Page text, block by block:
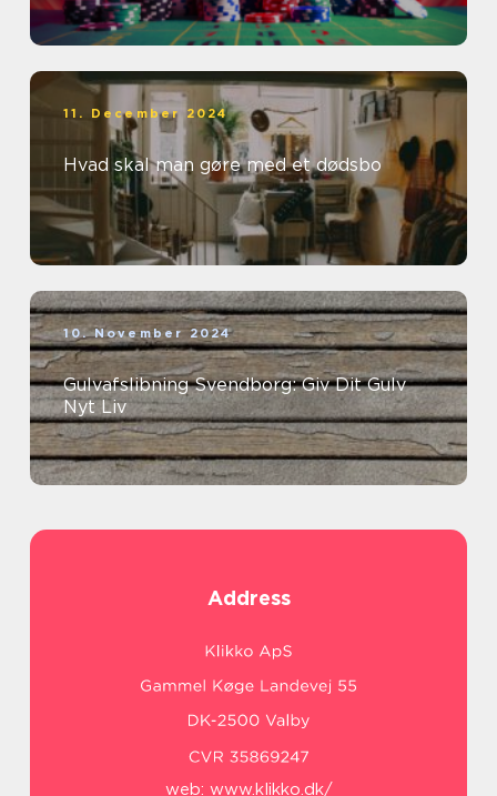
11. December 2024
Hvad skal man gøre med et dødsbo
10. November 2024
Gulvafslibning Svendborg: Giv Dit Gulv
Nyt Liv
Address
web: www.klikko.dk/